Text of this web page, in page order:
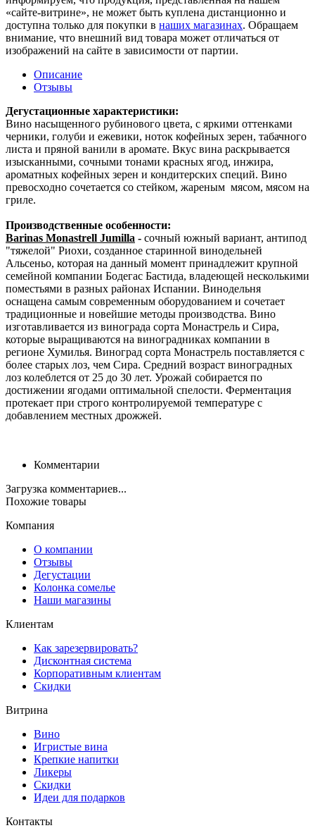
«сайте-витрине», не может быть куплена дистанционно и
доступна только для покупки в наших магазинах. Обращаем
внимание, что внешний вид товара может отличаться от
изображений на сайте в зависимости от партии.
Описание
Отзывы
Дегустационные характеристики:
Вино насыщенного рубинового цвета, с яркими оттенками
черники, голуби и ежевики, ноток кофейных зерен, табачного
листа и пряной ванили в аромате. Вкус вина раскрывается
изысканными, сочными тонами красных ягод, инжира,
ароматных кофейных зерен и кондитерских специй. Вино
превосходно сочетается со стейком, жареным мясом, мясом на
гриле.
Производственные особенности:
Barinas Monastrell Jumilla - сочный южный вариант, антипод
"тяжелой" Риохи, созданное старинной винодельней
Альсеньо, которая на данный момент принадлежит крупной
семейной компании Бодегас Бастида, владеющей несколькими
поместьями в разных районах Испании. Винодельня
оснащена самым современным оборудованием и сочетает
традиционные и новейшие методы производства. Вино
изготавливается из винограда сорта Монастрель и Сира,
которые выращиваются на виноградниках компании в
регионе Хумилья. Виноград сорта Монастрель поставляется с
более старых лоз, чем Сира. Средний возраст виноградных
лоз колеблется от 25 до 30 лет. Урожай собирается по
достижении ягодами оптимальной спелости. Ферментация
протекает при строго контролируемой температуре с
добавлением местных дрожжей.
Комментарии
Загрузка комментариев...
Похожие товары
Компания
О компании
Отзывы
Дегустации
Колонка сомелье
Наши магазины
Клиентам
Как зарезервировать?
Дисконтная система
Корпоративным клиентам
Скидки
Витрина
Вино
Игристые вина
Крепкие напитки
Ликеры
Скидки
Идеи для подарков
Контакты